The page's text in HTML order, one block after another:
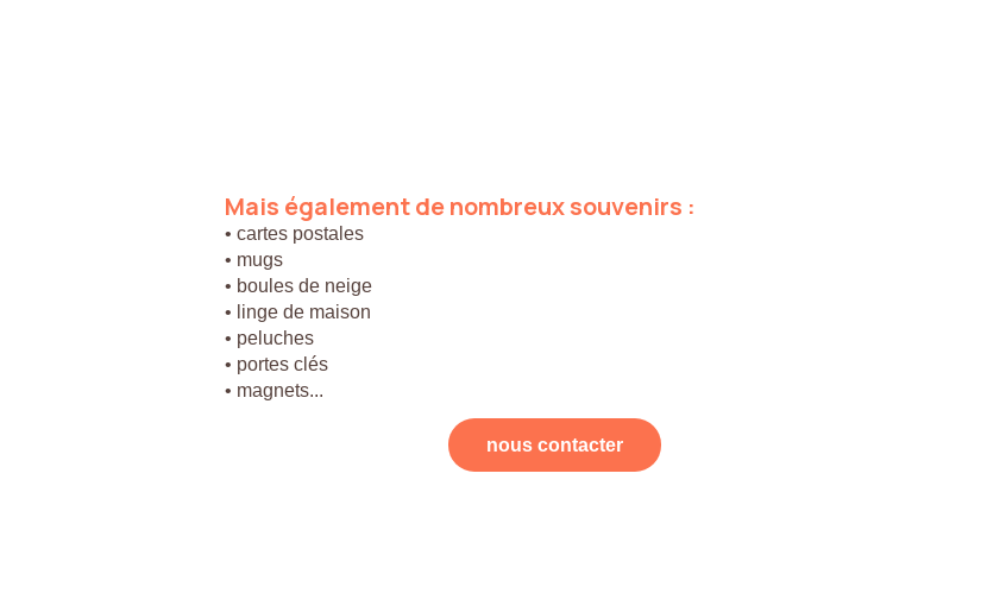
Mais égalementdenombreuxsouvenirs :
• cartes postales
• mugs
• boules de neige
• linge de maison
• peluches
• portes clés
• magnets...
nous contacter